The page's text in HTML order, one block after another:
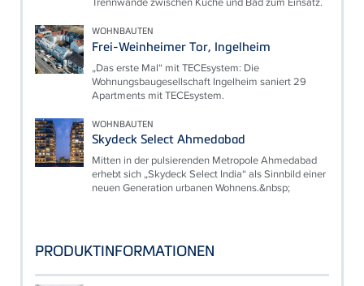
WOHNBAUTEN
Frei-Weinheimer Tor, Ingelheim
„Das erste Mal“ mit TECEsystem: Die
Wohnungsbaugesellschaft Ingelheim saniert 29
Apartments mit TECEsystem.
WOHNBAUTEN
Skydeck Select Ahmedabad
Mitten in der pulsierenden Metropole Ahmedabad
erhebt sich „Skydeck Select India“ als Sinnbild einer
neuen Generation urbanen Wohnens.&nbsp;
PRODUKTINFORMATIONEN